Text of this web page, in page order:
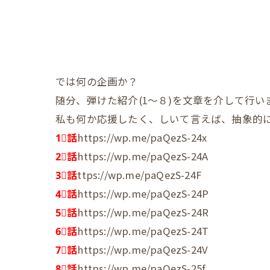
では何の企画か？
随分、弾けた紹介(1～８)を文章を介して行い
私も何か応援したく、しいて言えば、抽象的
1⃣話https://wp.me/paQezS-24x
2⃣話https://wp.me/paQezS-24A
3⃣話ttps://wp.me/paQezS-24F
4⃣話https://wp.me/paQezS-24P
5⃣話https://wp.me/paQezS-24R
6⃣話https://wp.me/paQezS-24T
7⃣話https://wp.me/paQezS-24V